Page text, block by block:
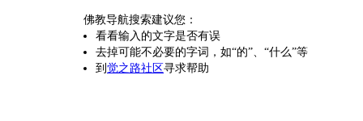
佛教导航搜索建议您：
看看输入的文字是否有误
去掉可能不必要的字词，如“的”、“什么”等
到 觉之路社区寻求帮助